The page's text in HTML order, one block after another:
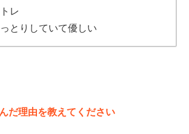
レ
とりしていて優しい
だ理由を教えてください